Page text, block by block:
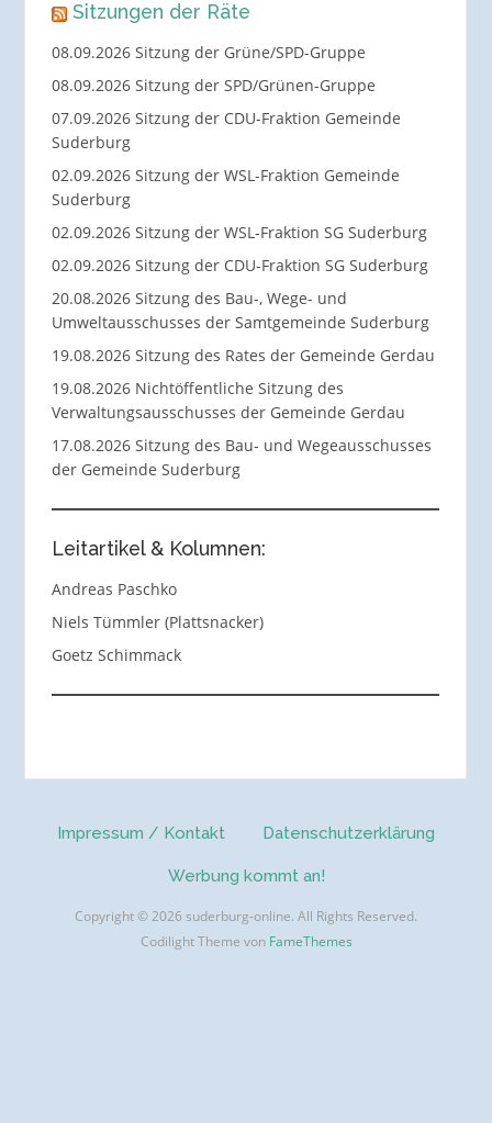
Sitzungen der Räte
08.09.2026 Sitzung der Grüne/SPD-Gruppe
08.09.2026 Sitzung der SPD/Grünen-Gruppe
07.09.2026 Sitzung der CDU-Fraktion Gemeinde
Suderburg
02.09.2026 Sitzung der WSL-Fraktion Gemeinde
Suderburg
02.09.2026 Sitzung der WSL-Fraktion SG Suderburg
02.09.2026 Sitzung der CDU-Fraktion SG Suderburg
20.08.2026 Sitzung des Bau-, Wege- und
Umweltausschusses der Samtgemeinde Suderburg
19.08.2026 Sitzung des Rates der Gemeinde Gerdau
19.08.2026 Nichtöffentliche Sitzung des
Verwaltungsausschusses der Gemeinde Gerdau
17.08.2026 Sitzung des Bau- und Wegeausschusses
der Gemeinde Suderburg
Leitartikel & Kolumnen:
Andreas Paschko
Niels Tümmler (Plattsnacker)
Goetz Schimmack
Impressum / Kontakt Datenschutzerklärung
Werbung kommt an!
Copyright © 2026 suderburg-online. All Rights Reserved.
Codilight Theme von FameThemes